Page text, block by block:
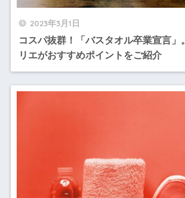
2023年3月1日
コスパ抜群！「バスタオル卒業宣言」
リエがおすすめポイントをご紹介